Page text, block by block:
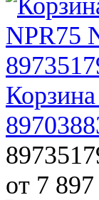
от 7 897